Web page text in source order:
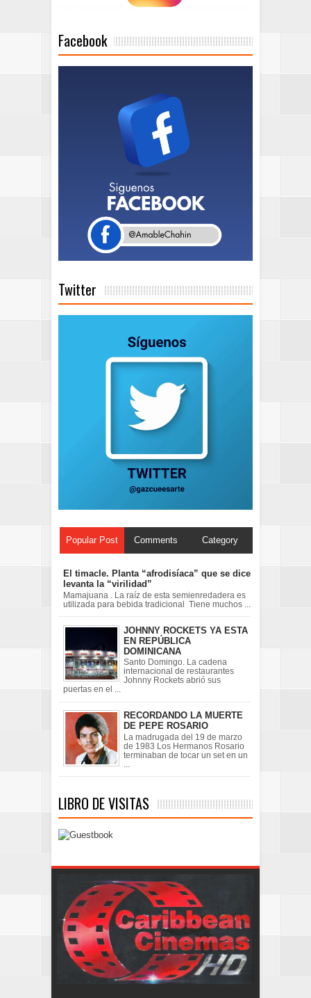
Facebook
Twitter
Popular Post Comments Category
El timacle. Planta “afrodisíaca” que se dice
levanta la “virilidad”
Mamajuana . La raíz de esta semienredadera es
utilizada para bebida tradicional Tiene muchos ...
JOHNNY ROCKETS YA ESTA
EN REPÚBLICA
DOMINICANA
Santo Domingo. La cadena
internacional de restaurantes
Johnny Rockets abrió sus
puertas en el ...
RECORDANDO LA MUERTE
DE PEPE ROSARIO
La madrugada del 19 de marzo
de 1983 Los Hermanos Rosario
terminaban de tocar un set en un
LIBRO DE VISITAS